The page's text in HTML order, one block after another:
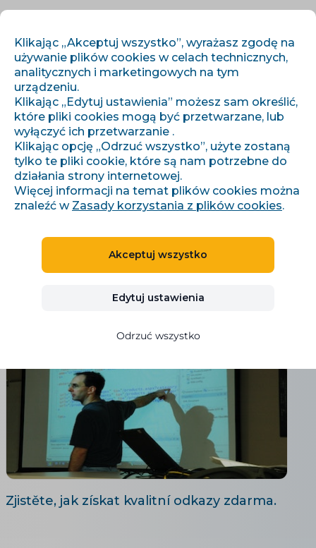
Úvod ›Artykuły i informacje›Jak získat kvalitní odkazy zdarma
zdarma
Ivana Broklová
8 minuty czytania
Zjistěte, jak získat kvalitní odkazy zdarma.
Klikając „Akceptuj wszystko”, wyrażasz zgodę na
używanie plików cookies w celach technicznych,
analitycznych i marketingowych na tym
urządzeniu.
Klikając „Edytuj ustawienia” możesz sam określić,
które pliki cookies mogą być przetwarzane, lub
wyłączyć ich przetwarzanie .
Klikając opcję „Odrzuć wszystko”, użyte zostaną
tylko te pliki cookie, które są nam potrzebne do
działania strony internetowej.
Więcej informacji na temat plików cookies można
znaleźć w Zasady korzystania z plików cookies.
Akceptuj wszystko
Edytuj ustawienia
Odrzuć wszystko